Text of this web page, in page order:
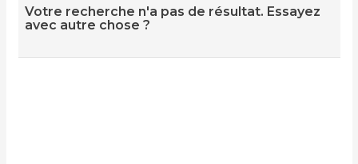
Votre recherche n'a pas de résultat. Essayez
avec autre chose ?